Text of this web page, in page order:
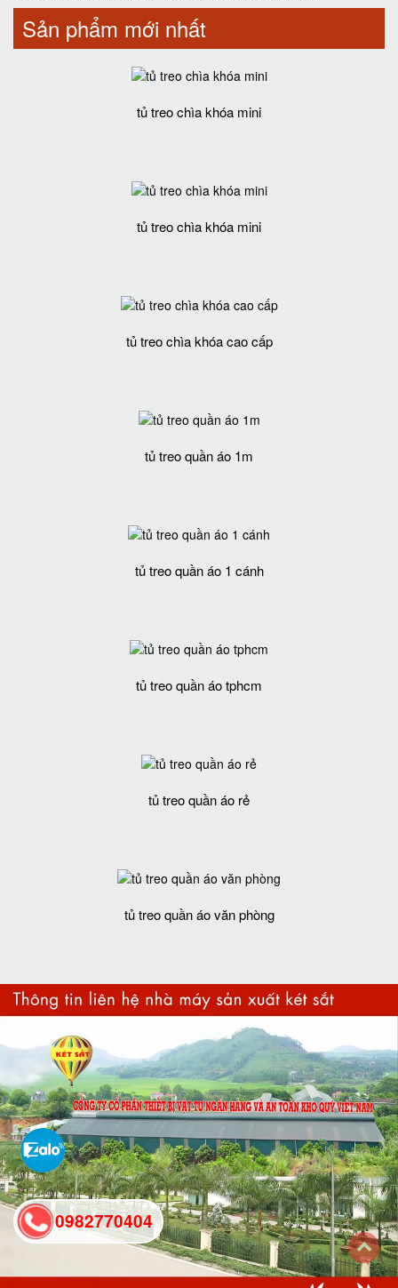
Sản phẩm mới nhất
tủ treo chìa khóa mini
tủ treo chìa khóa mini
tủ treo chìa khóa cao cấp
tủ treo quần áo 1m
tủ treo quần áo 1 cánh
tủ treo quần áo tphcm
tủ treo quần áo rẻ
tủ treo quần áo văn phòng
0982770404
back